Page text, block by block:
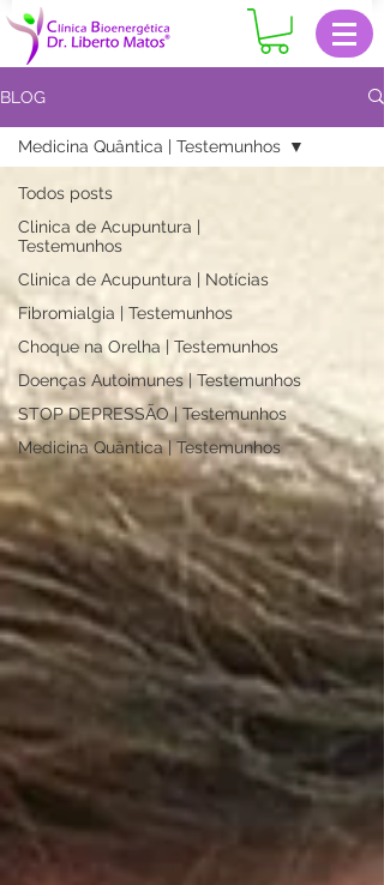
BLOG
Todos posts
Clinica de Acupuntura |
Testemunhos
Clinica de Acupuntura | Notícias
Fibromialgia | Testemunhos
Choque na Orelha | Testemunhos
Doenças Autoimunes | Testemunhos
STOP DEPRESSÃO | Testemunhos
Medicina Quântica | Testemunhos
Medicina Quântica | Testemunhos